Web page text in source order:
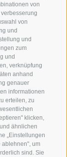
von
von
und
und
zum
und
verknüpfung
anhand
genauer
informationen
erteilen, zu
klicken,
ähnlichen
„Einstellungen
ablehnen", um
sind. Sie